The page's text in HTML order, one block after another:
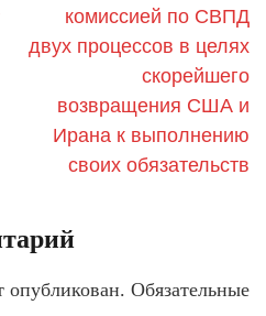
комиссией по СВПД
двух процессов в целях
скорейшего
возвращения США и
Ирана к выполнению
своих обязательств
опубликован. Обязательные